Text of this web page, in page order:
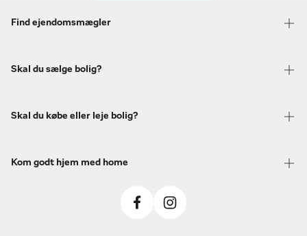
Find ejendomsmægler
Skal du sælge bolig?
Skal du købe eller leje bolig?
Kom godt hjem med home